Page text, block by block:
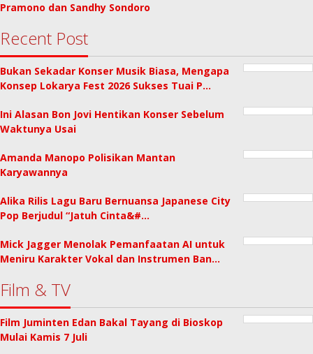
Pramono dan Sandhy Sondoro
Recent Post
Bukan Sekadar Konser Musik Biasa, Mengapa
Konsep Lokarya Fest 2026 Sukses Tuai P…
Ini Alasan Bon Jovi Hentikan Konser Sebelum
Waktunya Usai
Amanda Manopo Polisikan Mantan
Karyawannya
Alika Rilis Lagu Baru Bernuansa Japanese City
Pop Berjudul “Jatuh Cinta&#…
Mick Jagger Menolak Pemanfaatan AI untuk
Meniru Karakter Vokal dan Instrumen Ban…
Film & TV
Film Juminten Edan Bakal Tayang di Bioskop
Mulai Kamis 7 Juli